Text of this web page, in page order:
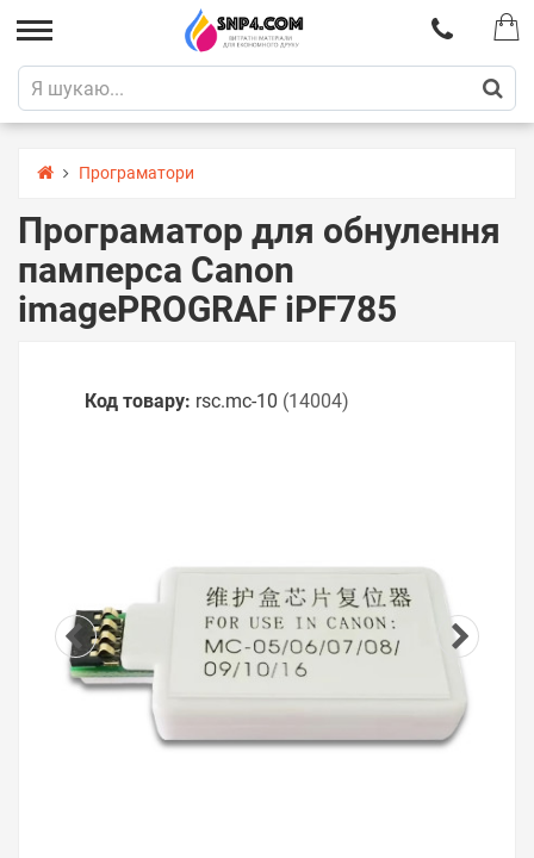
Програматори
Програматор для обнулення
памперса Canon
imagePROGRAF iPF785
Код товару: rsс.mc-10 (14004)